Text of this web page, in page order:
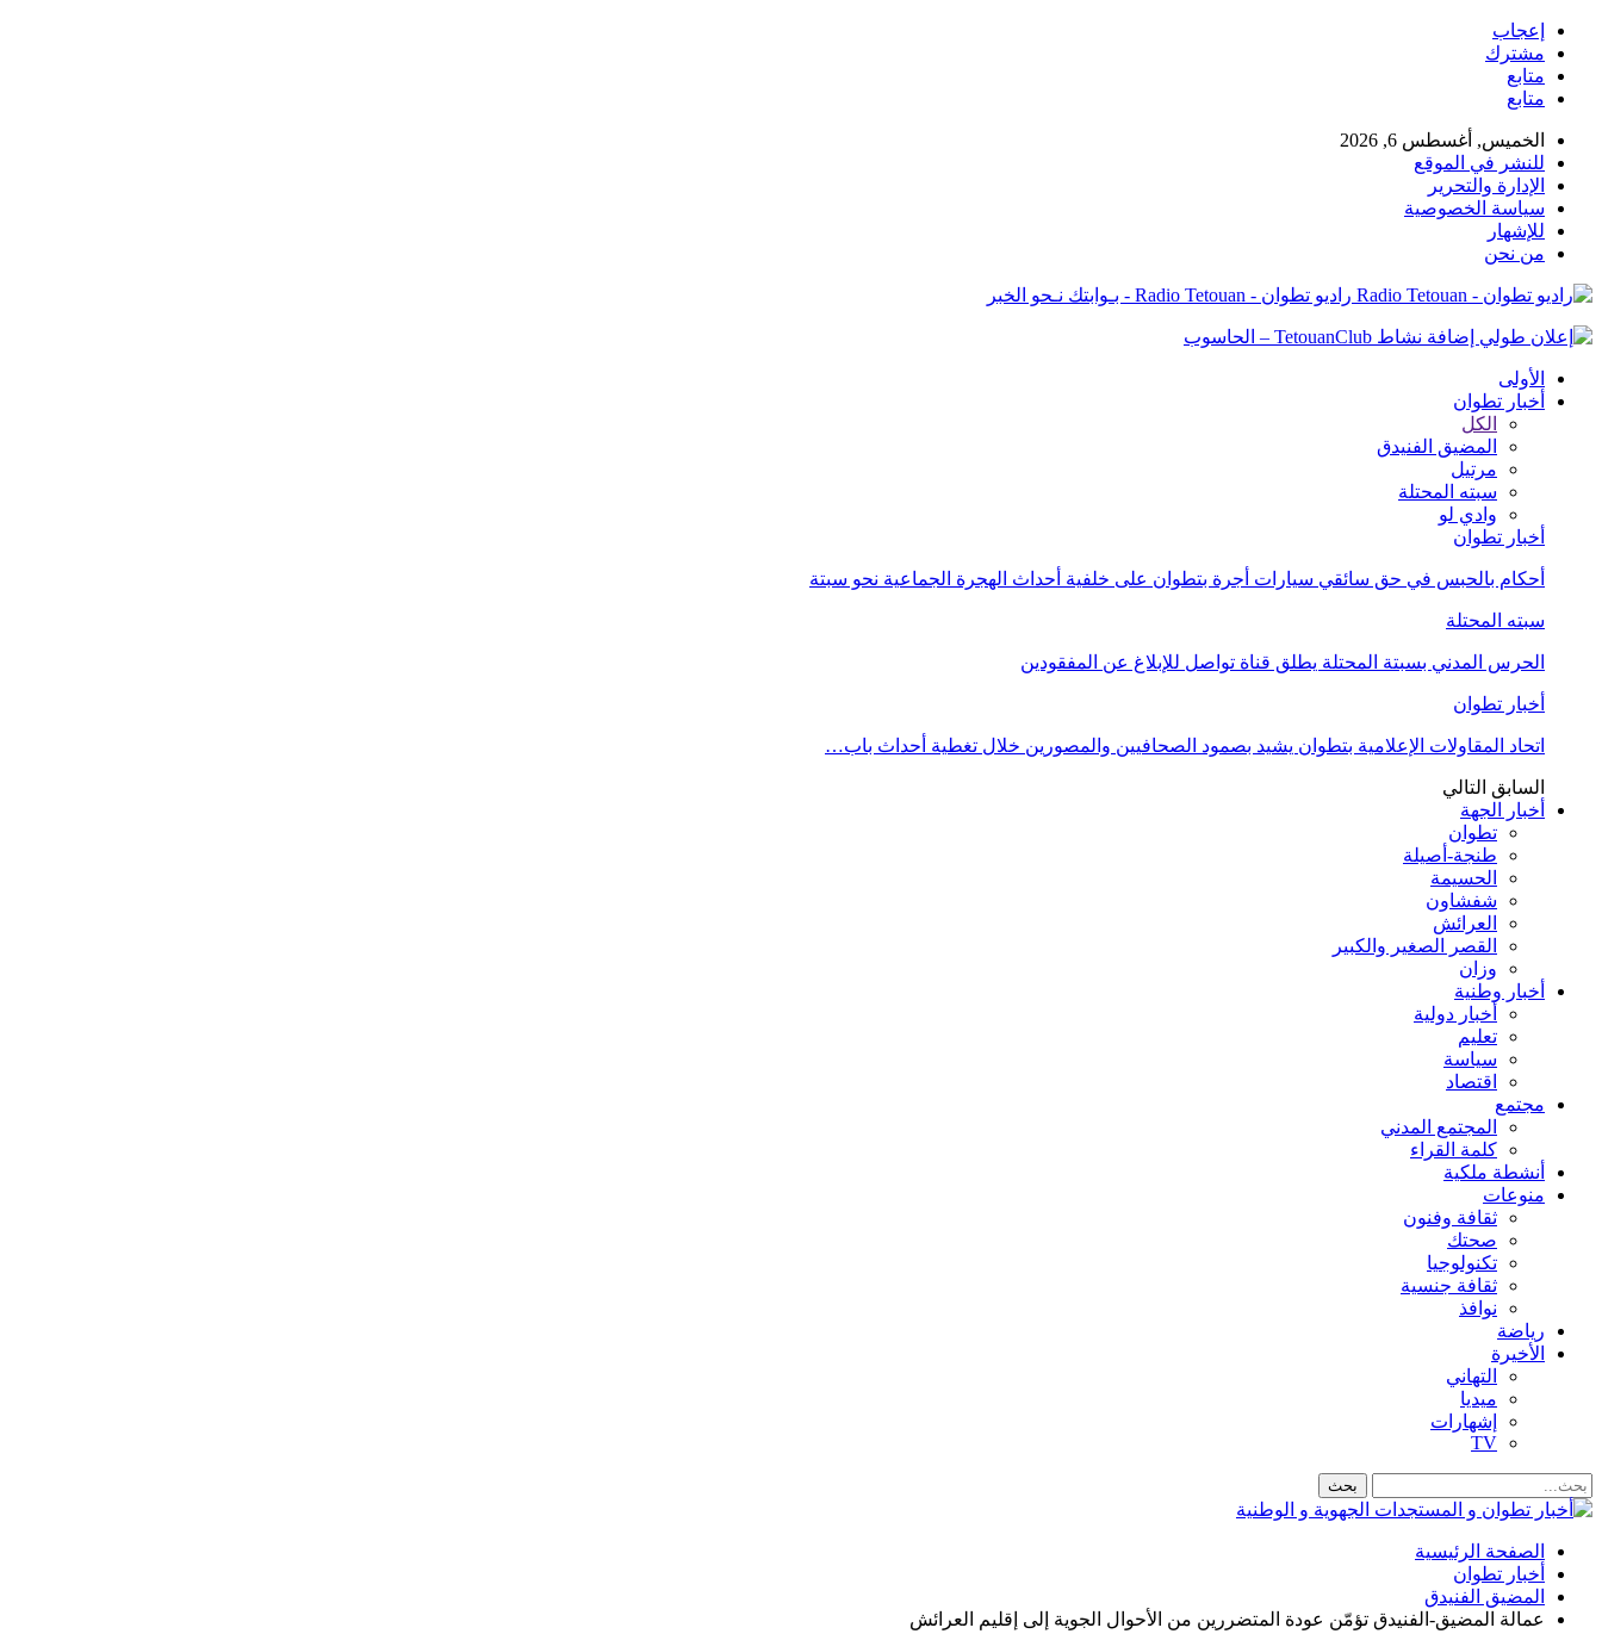
إعجاب
مشترك
متابع
متابع
الخميس, أغسطس 6, 2026
للنشر في الموقع
الإدارة والتحرير
سياسة الخصوصية
للإشهار
من نحن
راديو تطوان - Radio Tetouan - بـوابتك نـحو الخبر
الأولى
أخبار تطوان
الكل
المضيق الفنيدق
مرتيل
سبته المحتلة
وادي لو
أخبار تطوان
أحكام بالحبس في حق سائقي سيارات أجرة بتطوان على خلفية أحداث الهجرة الجماعية نحو سبتة
سبته المحتلة
الحرس المدني بسبتة المحتلة يطلق قناة تواصل للإبلاغ عن المفقودين
أخبار تطوان
اتحاد المقاولات الإعلامية بتطوان يشيد بصمود الصحافيين والمصورين خلال تغطية أحداث باب…
السابق التالي
أخبار الجهة
تطوان
طنجة-أصيلة
الحسيمة
شفشاون
العرائش
القصر الصغير والكبير
وزان
أخبار وطنية
أخبار دولية
تعليم
سياسة
اقتصاد
مجتمع
المجتمع المدني
كلمة القراء
أنشطة ملكية
منوعات
ثقافة وفنون
صحتك
تكنولوجيا
ثقافة جنسية
نوافذ
رياضة
الأخيرة
التهاني
ميديا
إشهارات
TV
الصفحة الرئيسية
أخبار تطوان
المضيق الفنيدق
عمالة المضيق-الفنيدق تؤمّن عودة المتضررين من الأحوال الجوية إلى إقليم العرائش